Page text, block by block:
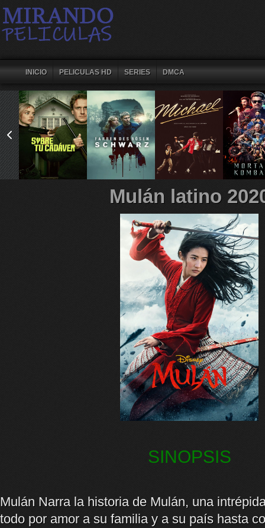
INICIO PELICULAS HD SERIES DMCA
Mulán latino
SINOPSIS
Mulán Narra la historia de Mulán, una
todo por amor a su familia y a su país hasta